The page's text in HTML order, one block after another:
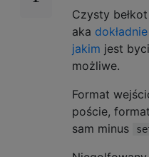
Czysty
aka
jakim jest
możliwe.
Format
poście,
sam minus